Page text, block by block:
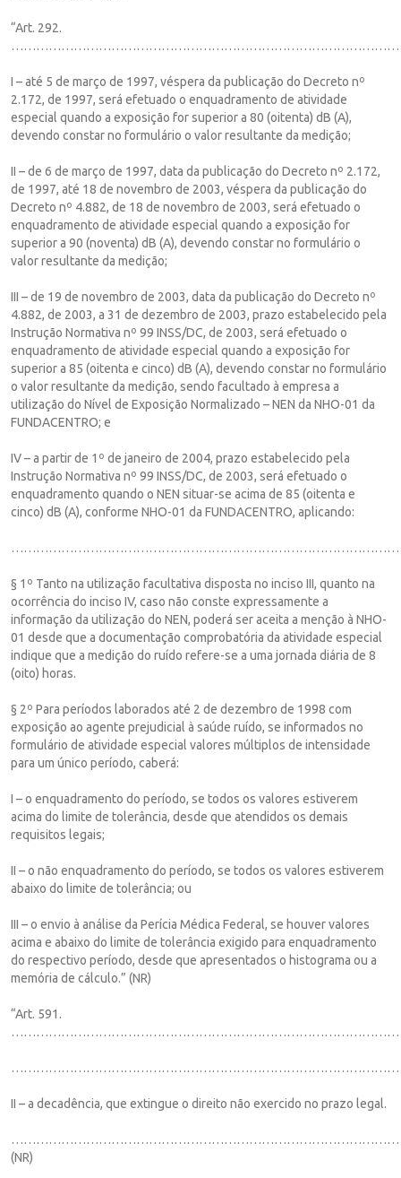
“Art. 292.
I – até 5 de março de 1997, véspera da publicação do Decreto nº
2.172, de 1997, será efetuado o enquadramento de atividade
especial quando a exposição for superior a 80 (oitenta) dB (A),
devendo constar no formulário o valor resultante da medição;
II – de 6 de março de 1997, data da publicação do Decreto nº 2.172,
de 1997, até 18 de novembro de 2003, véspera da publicação do
Decreto nº 4.882, de 18 de novembro de 2003, será efetuado o
enquadramento de atividade especial quando a exposição for
superior a 90 (noventa) dB (A), devendo constar no formulário o
valor resultante da medição;
III – de 19 de novembro de 2003, data da publicação do Decreto nº
4.882, de 2003, a 31 de dezembro de 2003, prazo estabelecido pela
Instrução Normativa nº 99 INSS/DC, de 2003, será efetuado o
enquadramento de atividade especial quando a exposição for
superior a 85 (oitenta e cinco) dB (A), devendo constar no formulário
o valor resultante da medição, sendo facultado à empresa a
utilização do Nível de Exposição Normalizado – NEN da NHO-01 da
FUNDACENTRO; e
IV – a partir de 1º de janeiro de 2004, prazo estabelecido pela
Instrução Normativa nº 99 INSS/DC, de 2003, será efetuado o
enquadramento quando o NEN situar-se acima de 85 (oitenta e
cinco) dB (A), conforme NHO-01 da FUNDACENTRO, aplicando:
§ 1º Tanto na utilização facultativa disposta no inciso III, quanto na
ocorrência do inciso IV, caso não conste expressamente a
informação da utilização do NEN, poderá ser aceita a menção à NHO-
01 desde que a documentação comprobatória da atividade especial
indique que a medição do ruído refere-se a uma jornada diária de 8
(oito) horas.
§ 2º Para períodos laborados até 2 de dezembro de 1998 com
exposição ao agente prejudicial à saúde ruído, se informados no
formulário de atividade especial valores múltiplos de intensidade
para um único período, caberá:
I – o enquadramento do período, se todos os valores estiverem
acima do limite de tolerância, desde que atendidos os demais
requisitos legais;
II – o não enquadramento do período, se todos os valores estiverem
abaixo do limite de tolerância; ou
III – o envio à análise da Perícia Médica Federal, se houver valores
acima e abaixo do limite de tolerância exigido para enquadramento
do respectivo período, desde que apresentados o histograma ou a
memória de cálculo.” (NR)
“Art. 591.
II – a decadência, que extingue o direito não exercido no prazo legal.
(NR)